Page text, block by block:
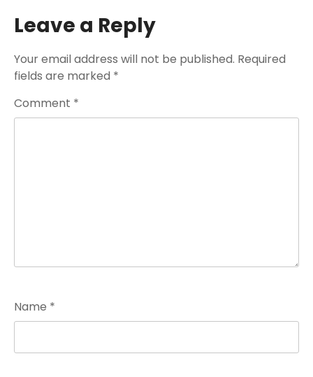
Leave a Reply
Your email address will not be published. Required
fields are marked *
Comment *
Name *